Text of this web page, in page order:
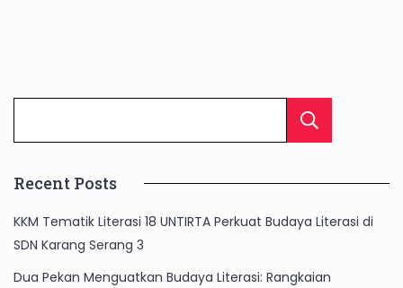
Recent Posts
KKM Tematik Literasi 18 UNTIRTA Perkuat Budaya Literasi di
SDN Karang Serang 3
Dua Pekan Menguatkan Budaya Literasi: Rangkaian